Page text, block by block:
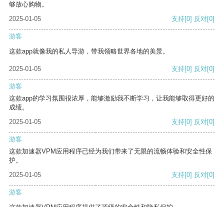
够放心购物。
2025-01-05
支持[0] 反对[0]
游客
这款app就像我的私人导游，带我领略世界各地的美景。
2025-01-05 支持[0] 反对[0]
游客
这款app的学习氛围很浓厚，能够激励我不断学习，让我能够取得更好的
成绩。
2025-01-05
支持[0] 反对[0]
游客
这款加速器VPM应用程序已经为我们带来了无限的流畅体验和安全性保
护。
2025-01-05
支持[0] 反对[0]
游客